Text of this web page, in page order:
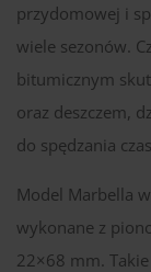
przydomowej i
wiele sezonów.
bitumicznym
oraz deszczem,
do spędzania
Model Marbella
wykonane z
22×68 mm.